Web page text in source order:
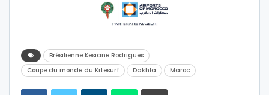
Brésilienne Kesiane Rodrigues
Coupe du monde du Kitesurf
Dakhla Maroc